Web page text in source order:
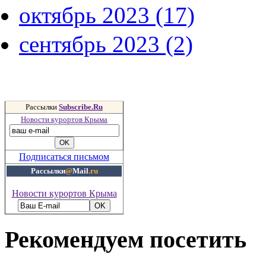
октябрь 2023 (17)
сентябрь 2023 (2)
Рассылки Subscribe.Ru
Новости курортов Крыма
Подписаться письмом
Рассылки@Mail.ru
Новости курортов Крыма
Рекомендуем посетить